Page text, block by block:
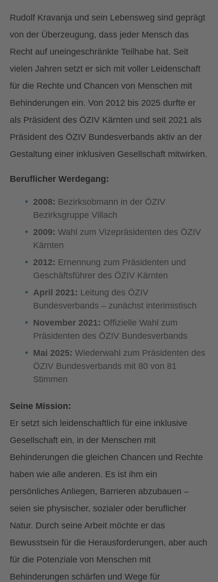
Rudolf Kravanja und sein Lebensweg sind geprägt
von der Überzeugung, dass jeder Mensch das
Recht auf uneingeschränkte Teilhabe hat. Seit
vielen Jahren setzt er sich mit voller Leidenschaft
für die Rechte und Chancen von Menschen mit
Behinderungen ein. Von 2012 bis 2025 durfte er
als Präsident des ÖZIV Kärnten und seit 2021 als
Präsident des ÖZIV Bundesverbands aktiv an der
Gestaltung einer inklusiven Gesellschaft mitwirken.
Beruflicher Werdegang:
2008: Bezirksobmann in der ÖZIV
Bezirksgruppe Villach
2009: Wahl zum Vizepräsidenten des ÖZIV
Kärnten
2012: Ernennung zum Präsidenten und
Geschäftsführer des ÖZIV Kärnten
April 2021: Leitung des ÖZIV
Bundesverbands – zunächst interimistisch
November 2021: Offizielle Wahl zum
Präsidenten des ÖZIV Bundesverbands
Mai 2025: Wiederwahl zum Präsidenten des
ÖZIV Bundesverbands mit 80 von 81
Stimmen
Seine Mission:
Er setzt sich leidenschaftlich für eine inklusive
Gesellschaft ein, in der Menschen mit
Behinderungen die gleichen Chancen und Rechte
haben wie alle anderen. Es ist ihm ein
persönliches Anliegen, Barrieren abzubauen –
seien sie physischer, sozialer oder beruflicher
Natur. Durch seine Arbeit möchte er das
Bewusstsein für die Herausforderungen, aber auch
für die Potenziale von Menschen mit
Behinderungen schärfen und Wege für